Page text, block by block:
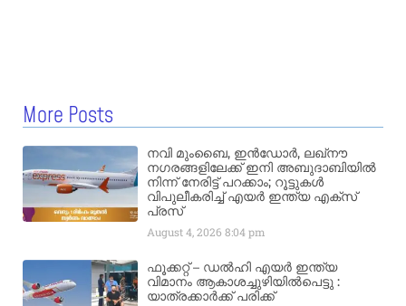
More Posts
നവി മുംബൈ, ഇൻഡോർ, ലഖ്നൗ
നഗരങ്ങളിലേക്ക് ഇനി അബുദാബിയിൽ
നിന്ന് നേരിട്ട് പറക്കാം; റൂട്ടുകൾ
വിപുലീകരിച്ച് എയർ ഇന്ത്യ എക്സ്
പ്രസ്
August 4, 20268:04 pm
ഫൂക്കറ്റ് – ഡൽഹി എയര്‍ ഇന്ത്യ
വിമാനം ആകാശച്ചുഴിയില്‍പെട്ടു :
യാത്രക്കാര്‍ക്ക് പരിക്ക്